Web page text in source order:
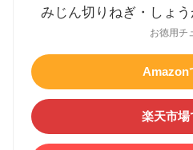
みじん切りねぎ・しょ
お徳用チ
Amazon
楽天市場